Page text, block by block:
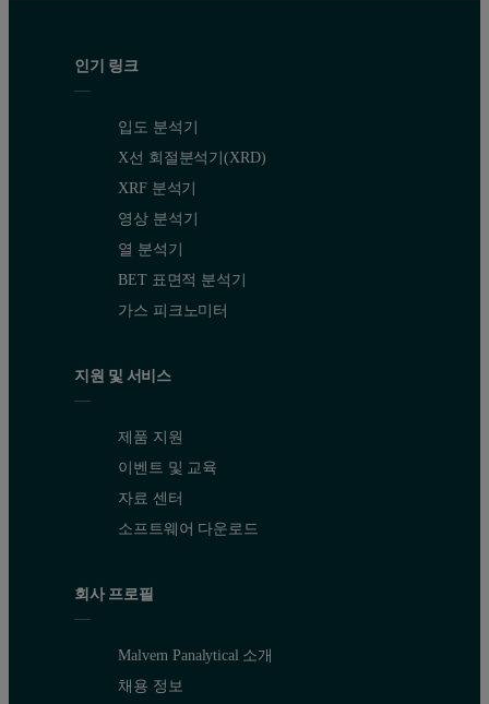
인기 링크
입도 분석기
X선 회절분석기(XRD)
XRF 분석기
영상 분석기
열 분석기
BET 표면적 분석기
가스 피크노미터
지원 및 서비스
제품 지원
이벤트 및 교육
자료 센터
소프트웨어 다운로드
회사 프로필
Malvern Panalytical 소개
채용 정보